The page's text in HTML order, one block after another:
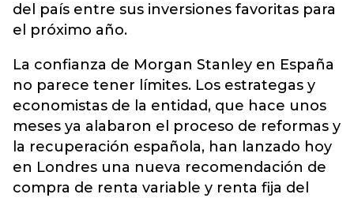
del país entre sus inversiones favoritas para
el próximo año.
La confianza de Morgan Stanley en España
no parece tener límites. Los estrategas y
economistas de la entidad, que hace unos
meses ya alabaron el proceso de reformas y
la recuperación española, han lanzado hoy
en Londres una nueva recomendación de
compra de renta variable y renta fija del